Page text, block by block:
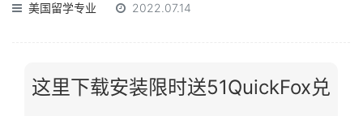
美国留学专业 2022.07.14
这里下载安装限时送51QuickFox兑